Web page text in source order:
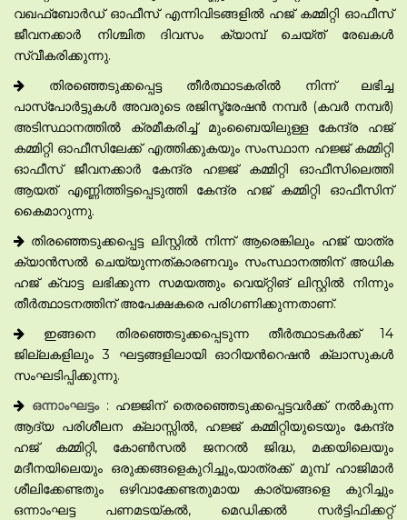
വഖഫ്ബോർഡ് ഓഫീസ് എന്നിവിടങ്ങളിൽ ഹജ് കമ്മിറ്റി ഓഫീസ്
ജീവനക്കാർ നിശ്ചിത ദിവസം ക്യാമ്പ് ചെയ്ത് രേഖകൾ
സ്വീകരിക്കുന്നു.
തിരഞ്ഞെടുക്കപ്പെട്ട തീർത്ഥാടകരിൽ നിന്ന് ലഭിച്ച
പാസ്പോർട്ടുകൾ അവരുടെ രജിസ്ട്രേഷൻ നമ്പർ (കവർ നമ്പർ)
അടിസ്ഥാനത്തിൽ ക്രമീകരിച്ച് മുംബൈയിലുള്ള കേന്ദ്ര ഹജ്
കമ്മിറ്റി ഓഫീസിലേക്ക് എത്തിക്കുകയും സംസ്ഥാന ഹജ്ജ് കമ്മിറ്റി
ഓഫീസ് ജീവനക്കാർ കേന്ദ്ര ഹജ്ജ് കമ്മിറ്റി ഓഫീസിലെത്തി
ആയത് എണ്ണിത്തിട്ടപ്പെടുത്തി കേന്ദ്ര ഹജ് കമ്മിറ്റി ഓഫീസിന്
കൈമാറുന്നു.
തിരഞ്ഞെടുക്കപ്പെട്ട ലിസ്റ്റിൽ നിന്ന് ആരെങ്കിലും ഹജ് യാത്ര
ക്യാൻസൽ ചെയ്യുന്നത്കാരണവും സംസ്ഥാനത്തിന് അധിക
ഹജ് ക്വാട്ട ലഭിക്കുന്ന സമയത്തും വെയ്റ്റിങ് ലിസ്റ്റിൽ നിന്നും
തീർത്ഥാടനത്തിന് അപേക്ഷകരെ പരിഗണിക്കുന്നതാണ്.
ഇങ്ങനെ തിരഞ്ഞെടുക്കപ്പെടുന്ന തീർത്ഥാടകർക്ക് 14
ജില്ലകളിലും 3 ഘട്ടങ്ങളിലായി ഓറിയൻറെഷൻ ക്ലാസുകൾ
സംഘടിപ്പിക്കുന്നു.
ഒന്നാംഘട്ടം : ഹജ്ജിന് തെരഞ്ഞെടുക്കപ്പെട്ടവർക്ക് നൽകുന്ന
ആദ്യ പരിശീലന ക്ലാസ്സിൽ, ഹജ്ജ് കമ്മിറ്റിയുടെയും കേന്ദ്ര
ഹജ് കമ്മിറ്റി, കോൺസൽ ജനറൽ ജിദ്ധ, മക്കയിലെയും
മദീനയിലെയും ഒരുക്കങ്ങളെകുറിച്ചും,യാത്രക്ക് മുമ്പ് ഹാജിമാർ
ശീലിക്കേണ്ടതും ഒഴിവാക്കേണ്ടതുമായ കാര്യങ്ങളെ കുറിച്ചും
ഒന്നാംഘട്ട പണമടയ്കൽ, മെഡിക്കൽ സർട്ടിഫിക്കറ്റ്